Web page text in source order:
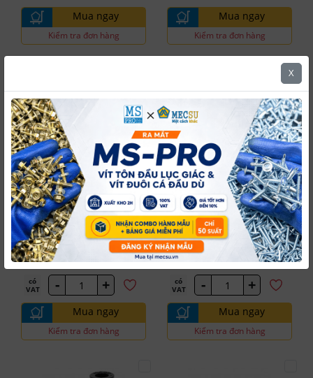
Mua ngay
Kiểm tra đơn hàng
Mua ngay
Kiểm tra đơn hàng
5.0 Pisco
#PIS-PAU10Đầu Nối Nhanh
Khí Nén Ba Ngã Cong 90°
Pisco PAU10
Tồn kho4tại Kho Hà
Nội
Marketplace
74,412 đ/ Cái
có
VAT
- +
Mua ngay
Kiểm tra đơn hàng
5.0 Pisco
#PIS-PAU12
Đầu Nối Nhanh
Khí Nén Ba Ngã Cong 90°
Pisco PAU12
Tồn kho4tại Kho Hà
Nội
Marketplace
105,665 đ/ Cái
có
VAT
- +
Mua ngay
Kiểm tra đơn hàng
X